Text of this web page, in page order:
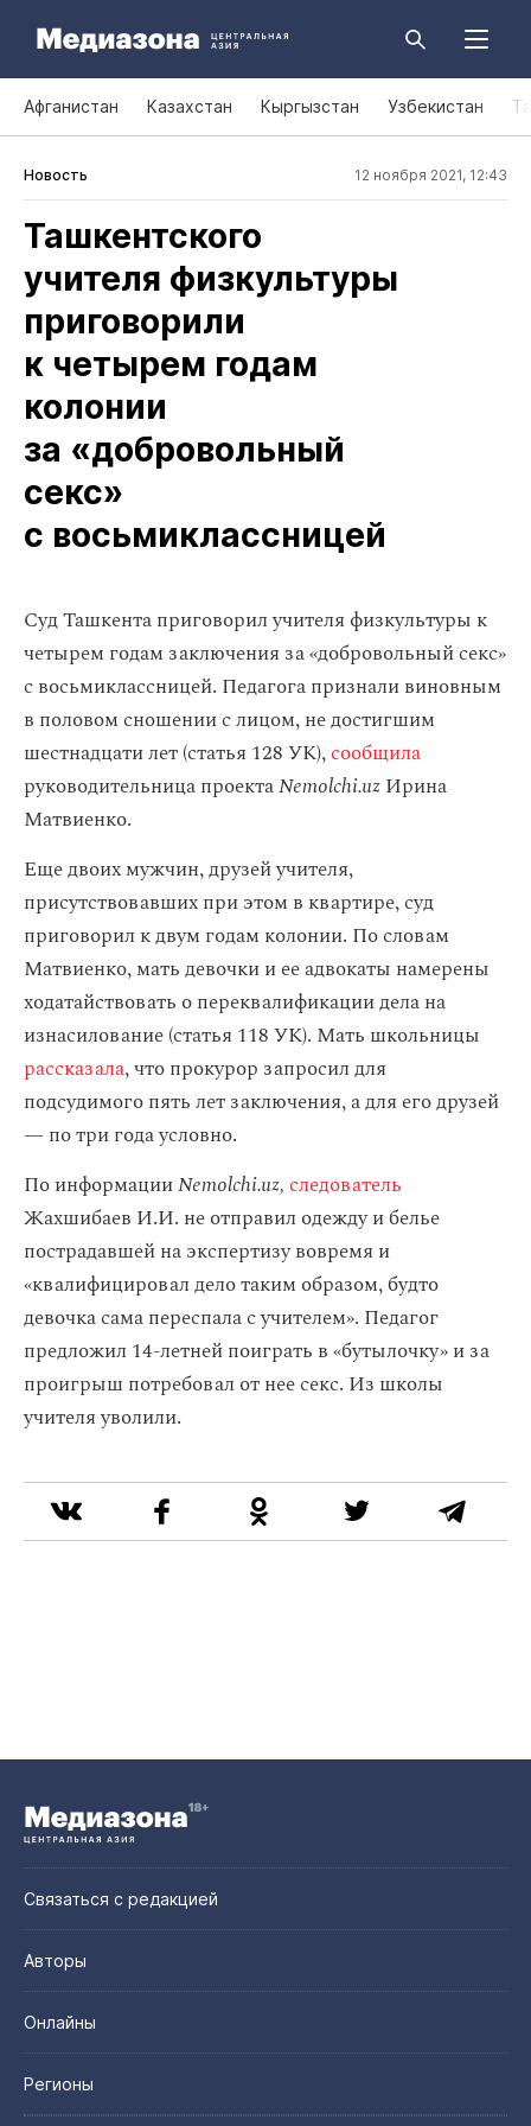
Афганистан Казахстан Кыргызстан Узбекистан
Новость 12 ноября 2021, 12:43
Ташкентского
учителя физкультуры
приговорили
к четырем годам
колонии
за «добровольный
секс»
с восьмиклассницей
Суд Ташкента приговорил учителя физкультуры к
четырем годам заключения за «добровольный секс»
с восьмиклассницей. Педагога признали виновным
в половом сношении с лицом, не достигшим
шестнадцати лет (статья 128 УК),сообщила
руководительница проектаNemolchi.uzИрина
Матвиенко.
Еще двоих мужчин, друзей учителя,
присутствовавших при этом в квартире, суд
приговорил к двум годам колонии. По словам
Матвиенко, мать девочки и ее адвокаты намерены
ходатайствовать о переквалификации дела на
изнасилование (статья 118 УК). Мать школьницы
рассказала, что прокурор запросил для
подсудимого пять лет заключения, а для его друзей
— по три года условно.
По информацииNemolchi.uz,следователь
Жахшибаев И.И. не отправил одежду и белье
пострадавшей на экспертизу вовремя и
«квалифицировал дело таким образом, будто
девочка сама переспала с учителем». Педагог
предложил 14-летней поиграть в «бутылочку» и за
проигрыш потребовал от нее секс. Из школы
учителя уволили.
Связаться с редакцией
Авторы
Онлайны
Регионы